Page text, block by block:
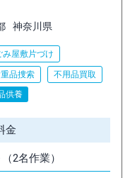
神奈川県
み屋敷片づけ
品捜索
不用品買取
供養
金
2名作業）